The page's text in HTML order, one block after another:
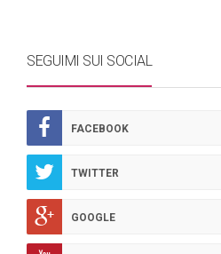
SEGUIMI SUI SOCIAL
FACEBOOK
TWITTER
GOOGLE